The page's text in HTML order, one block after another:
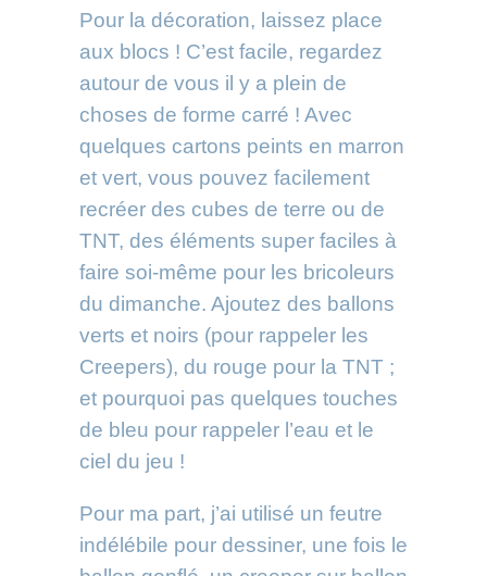
Pour la décoration, laissez place
aux blocs ! C’est facile, regardez
autour de vous il y a plein de
choses de forme carré ! Avec
quelques cartons peints en marron
et vert, vous pouvez facilement
recréer des cubes de terre ou de
TNT, des éléments super faciles à
faire soi-même pour les bricoleurs
du dimanche. Ajoutez des ballons
verts et noirs (pour rappeler les
Creepers), du rouge pour la TNT ;
et pourquoi pas quelques touches
de bleu pour rappeler l’eau et le
ciel du jeu !
Pour ma part, j’ai utilisé un feutre
indélébile pour dessiner, une fois le